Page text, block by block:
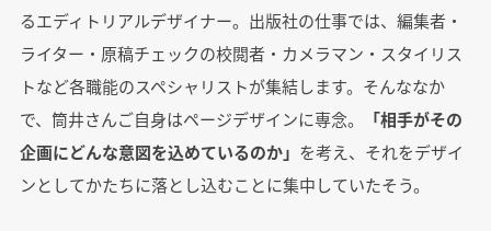
るエディトリアルデザイナー。出版社の仕事では、編集者・
ライター・原稿チェックの校閲者・カメラマン・スタイリス
トなど各職能のスペシャリストが集結します。そんななか
で、筒井さんご自身はページデザインに専念。
「相手がその
企画にどんな意図を込めているのか」 を考え、それをデザイ
ンとしてかたちに落とし込むことに集中していたそう。